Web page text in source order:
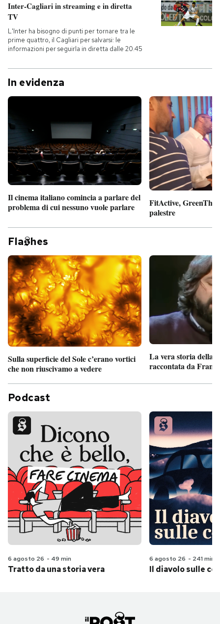
Inter-Cagliari in streaming e in diretta
TV
L'Inter ha bisogno di punti per tornare tra le
prime quattro, il Cagliari per salvarsi: le
informazioni per seguirla in diretta dalle 20.45
In evidenza
Il cinema italiano comincia a parlare del
problema di cui nessuno vuole parlare
FitActive,
palestre
Fla hes
Sulla superficie del Sole c’erano vortici
che non riuscivamo a vedere
La vera storia della
raccontata da
Podcast
6 agosto 26 - 49 min
Tratto da una storia vera
6 agosto 26 - 241 min
Il diavolo sulle